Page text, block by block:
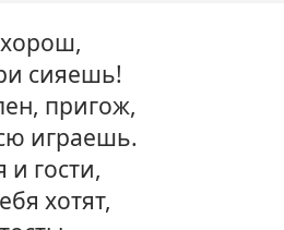
сияешь!
пригож,
играешь.
гости,
хотят,